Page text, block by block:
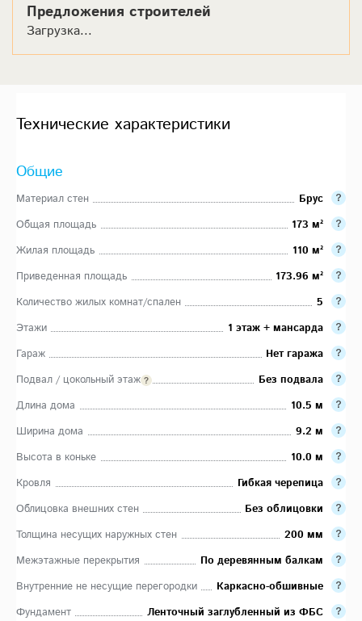
Предложения строителей
Загрузка...
Технические характеристики
Общие
Материал стен
Брус
Общая площадь
173 м²
Жилая площадь
110 м²
Приведенная площадь
173.96 м²
Количество жилых комнат/спален
5
Этажи
1 этаж + мансарда
Гараж
Нет гаража
Подвал / цокольный этаж
Без подвала
Длина дома
10.5 м
Ширина дома
9.2 м
Высота в коньке
10.0 м
Кровля
Гибкая черепица
Облицовка внешних стен
Без облицовки
Толщина несущих наружных стен
200 мм
Межэтажные перекрытия
По деревянным балкам
Внутренние не несущие перегородки
Каркасно-обшивные
Фундамент
Ленточный заглубленный из ФБС